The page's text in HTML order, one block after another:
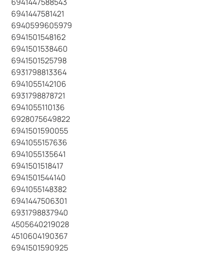
6941447581421
6940599605979
6941501548162
6941501538460
6941501525798
6931798813364
6941055142106
6931798878721
6941055110136
6928075649822
6941501590055
6941055157636
6941055135641
6941501518417
6941501544140
6941055148382
6941447506301
6931798837940
4505640219028
4510604190367
6941501590925